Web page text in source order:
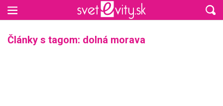
Články s tagom: dolná morava